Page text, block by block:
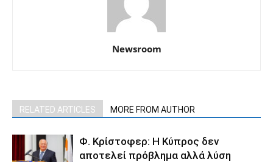
Newsroom
RELATED ARTICLES MORE FROM AUTHOR
Φ. Κρίστοφερ: Η Κύπρος δεν
αποτελεί πρόβλημα αλλά λύση